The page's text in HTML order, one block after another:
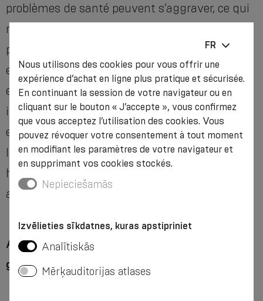
problèmes de santé peuvent s’aggraver, ce qui
n’a pas été le cas auparavant. Il peut s’agir de
problèmes d’autres organes internes, par
exemple les reins, et d’autres problèmes, mais
en même temps, des douleurs dorsales
inexpérimentées peuvent soudainement
envoyer des signaux, provenant d’une blessure
longtemps oubliée, et il peut aussi s’agir d’une
hernie intervertébrale petite et inaperçue ou
autre chose.
Aidons notre colonne vertébrale pendant la
grossesse
FR
Nous utilisons des cookies pour vous offrir une
expérience d’achat en ligne plus pratique et sécurisée.
En continuant la session de votre navigateur ou en
cliquant sur le bouton « J’accepte », vous confirmez
que vous acceptez l’utilisation des cookies. Vous
pouvez révoquer votre consentement à tout moment
en modifiant les paramètres de votre navigateur et
en supprimant vos cookies stockés.
Nepieciešamās
Izvēlieties sīkdatnes, kuras apstipriniet
Analītiskās
Mērķauditorijas atlases